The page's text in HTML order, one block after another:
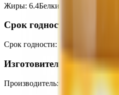
Жиры: 6.4Белки
Срок годности
Срок годности:
Изготовитель
Производитель: ОАО